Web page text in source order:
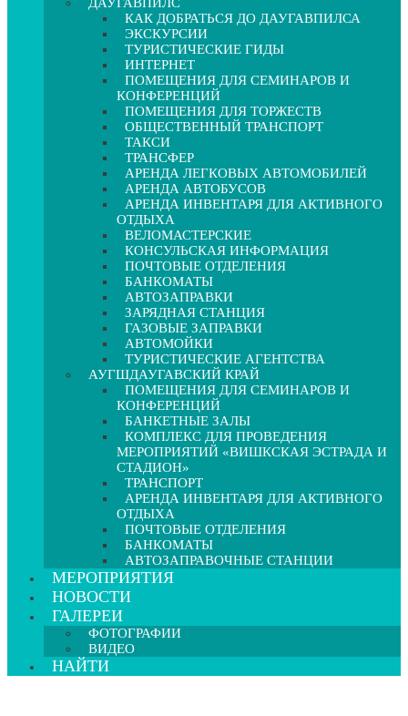
КАК ДОБРАТЬСЯ ДО ДАУГАВПИЛСА
ЭКСКУРСИИ
ТУРИСТИЧЕСКИЕ ГИДЫ
ИНТЕРНЕТ
ПОМЕЩЕНИЯ ДЛЯ СЕМИНАРОВ И
КОНФЕРЕНЦИЙ
ПОМЕЩЕНИЯ ДЛЯ ТОРЖЕСТВ
ОБЩЕСТВЕННЫЙ ТРАНСПОРТ
ТАКСИ
ТРАНСФЕР
АРЕНДА ЛЕГКОВЫХ АВТОМОБИЛЕЙ
АРЕНДА АВТОБУСОВ
АРЕНДА ИНВЕНТАРЯ ДЛЯ АКТИВНОГО
ОТДЫХА
ВЕЛОМАСТЕРСКИЕ
КОНСУЛЬСКАЯ ИНФОРМАЦИЯ
ПОЧТОВЫЕ ОТДЕЛЕНИЯ
БАНКОМАТЫ
АВТОЗАПРАВКИ
ЗАРЯДНАЯ СТАНЦИЯ
ГАЗОВЫЕ ЗАПРАВКИ
АВТОМОЙКИ
ТУРИСТИЧЕСКИЕ АГЕНТСТВА
АУГШДАУГАВСКИЙ КРАЙ
ПОМЕЩЕНИЯ ДЛЯ СЕМИНАРОВ И
КОНФЕРЕНЦИЙ
БАНКЕТНЫЕ ЗАЛЫ
КОМПЛЕКС ДЛЯ ПРОВЕДЕНИЯ
МЕРОПРИЯТИЙ «ВИШКСКАЯ ЭСТРАДА И
СТАДИОН»
ТРАНСПОРТ
АРЕНДА ИНВЕНТАРЯ ДЛЯ АКТИВНОГО
ОТДЫХА
ПОЧТОВЫЕ ОТДЕЛЕНИЯ
БАНКОМАТЫ
АВТОЗАПРАВОЧНЫЕ СТАНЦИИ
МЕРОПРИЯТИЯ
НОВОСТИ
ГАЛЕРЕИ
ФОТОГРАФИИ
ВИДЕО
НАЙТИ